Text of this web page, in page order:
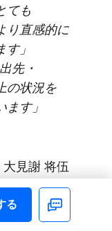
ても​
り​直感的に​
」
先・
の​状況を​
す」​
大見謝 将伍
保田 狐庵
る